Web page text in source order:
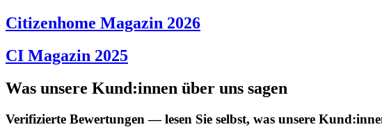
Citizenhome Magazin 2026
CI Magazin 2025
Was unsere Kund:innen über uns sagen
Verifizierte Bewertungen — lesen Sie selbst, was unsere